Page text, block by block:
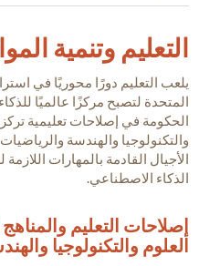
التعليم وتنمية
يلعب التعليم دورًا محوريًا في
المتحدة لتصبح مركزًا عالميًا
الحكومة في إصلاحات تعليمية
الأجيال القادمة بالمهارات
الذكاء الاصطناعي.
إصلاحات التعليم
العلوم والتكنولوجيا